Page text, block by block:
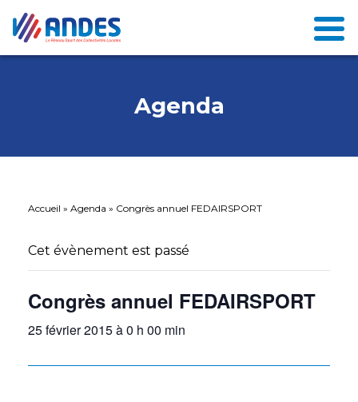
Agenda
Accueil » Agenda » Congrès annuel FEDAIRSPORT
Cet évènement est passé
Congrès annuel FEDAIRSPORT
25 février 2015 à 0 h 00 min